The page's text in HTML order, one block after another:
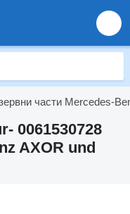
части Mercedes-
0061530728
AXOR und